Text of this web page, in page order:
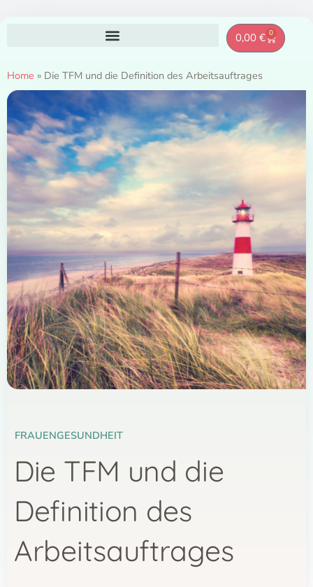
0,00 € 0
Home » Die TFM und die Definition des Arbeitsauftrages
FRAUENGESUNDHEIT
Die TFM und die
Definition des
Arbeitsauftrages